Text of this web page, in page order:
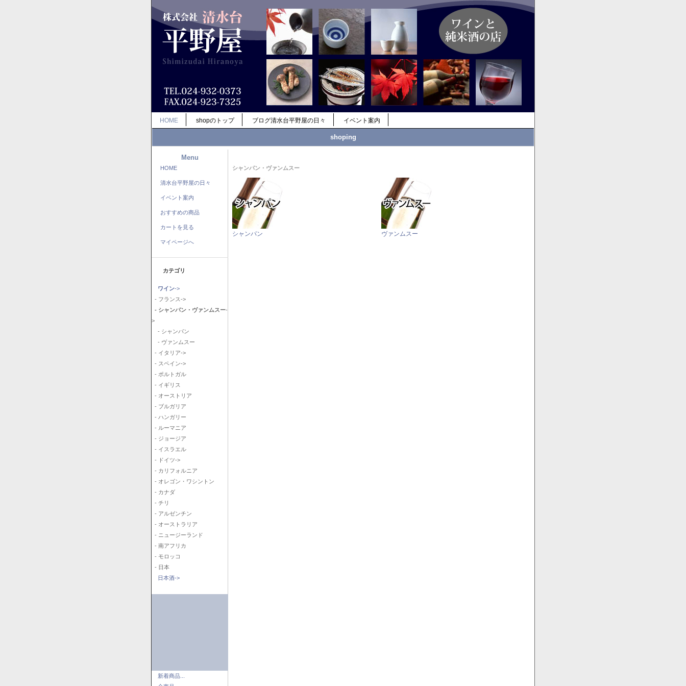
HOME shopのトップ ブログ清水台平野屋の日々 イベント案内
shoping
Menu
HOME
清水台平野屋の日々
イベント案内
おすすめの商品
カートを見る
マイページへ
カテゴリ
ワイン->
- フランス->
- シャンパン・ヴァンムスー-
>
- シャンパン
- ヴァンムスー
- イタリア->
- スペイン->
- ポルトガル
- イギリス
- オーストリア
- ブルガリア
- ハンガリー
- ルーマニア
- ジョージア
- イスラエル
- ドイツ->
- カリフォルニア
- オレゴン・ワシントン
- カナダ
- チリ
- アルゼンチン
- オーストラリア
- ニュージーランド
- 南アフリカ
- モロッコ
- 日本
日本酒->
新着商品...
シャンパン・ヴァンムスー
シャンパン ヴァンムスー